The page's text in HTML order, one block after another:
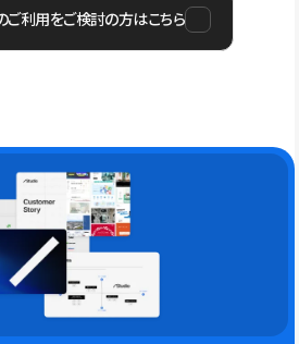
ご利用をご検討の方はこちら